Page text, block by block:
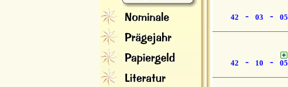
42 - 03 - 05
42 - 10 - 05